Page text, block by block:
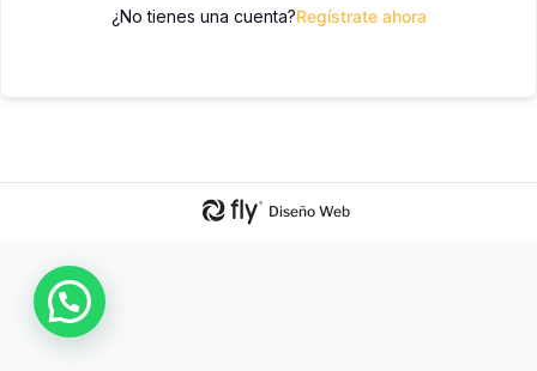
¿No tienes una cuenta?Regístrate ahora
Diseño Web